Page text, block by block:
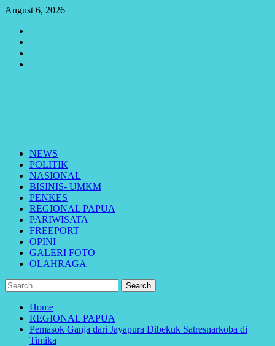
Skip
content
August 6, 2026
NEWS
POLITIK
NASIONAL
BISINIS- UMKM
PENKES
REGIONAL PAPUA
PARIWISATA
FREEPORT
OPINI
GALERI FOTO
OLAHRAGA
Search
for:
Home
REGIONAL PAPUA
Pemasok Ganja dari Jayapura Dibekuk Satresnarkoba di
Timika